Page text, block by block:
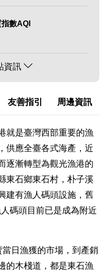
數AQI
資訊
友善指引 周邊資訊
就是臺灣西部重要的漁
供應全臺各式海產，近
逐漸轉型為觀光漁港的
東石鄉東石村，朴子溪
建有漁人碼頭設施，舊
碼頭目前已是成為附近
日漁獲的市場，到產銷
的木棧道，都是東石漁